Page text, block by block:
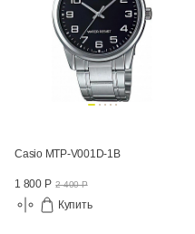
Casio MTP-V001D-1B
1 800 Р 2 400 Р
Купить